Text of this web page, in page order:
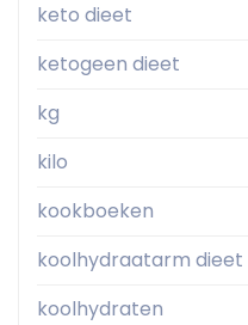
keto dieet
ketogeen dieet
kg
kilo
kookboeken
koolhydraatarm dieet
koolhydraten